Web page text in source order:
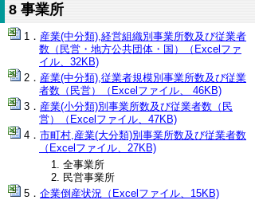
8 事業所
産業(中分類),経営組織別事業所数及び従業者
数（民営・地方公共団体・国）（Excelファ
イル、32KB)
産業(中分類),従業者規模別事業所数及び従業
者数（民営）（Excelファイル、 46KB)
産業(小分類)別事業所数及び従業者数（民
営）（Excelファイル、47KB)
市町村,産業(大分類)別事業所数及び従業者数
（Excelファイル、27KB)
全事業所
民営事業所
企業倒産状況（Excelファイル、15KB)